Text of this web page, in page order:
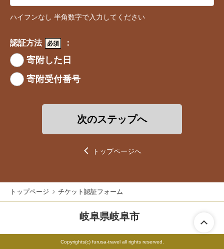
ハイフンなし 半角数字で入力してください
認証方法 必須 ：
寄附した日
寄附受付番号
次のステップへ
トップページへ
る必要があります。
トップページ チケット認証フォーム
岐阜県岐阜市
Copyrights(c) furusa-travel all rights reserved.